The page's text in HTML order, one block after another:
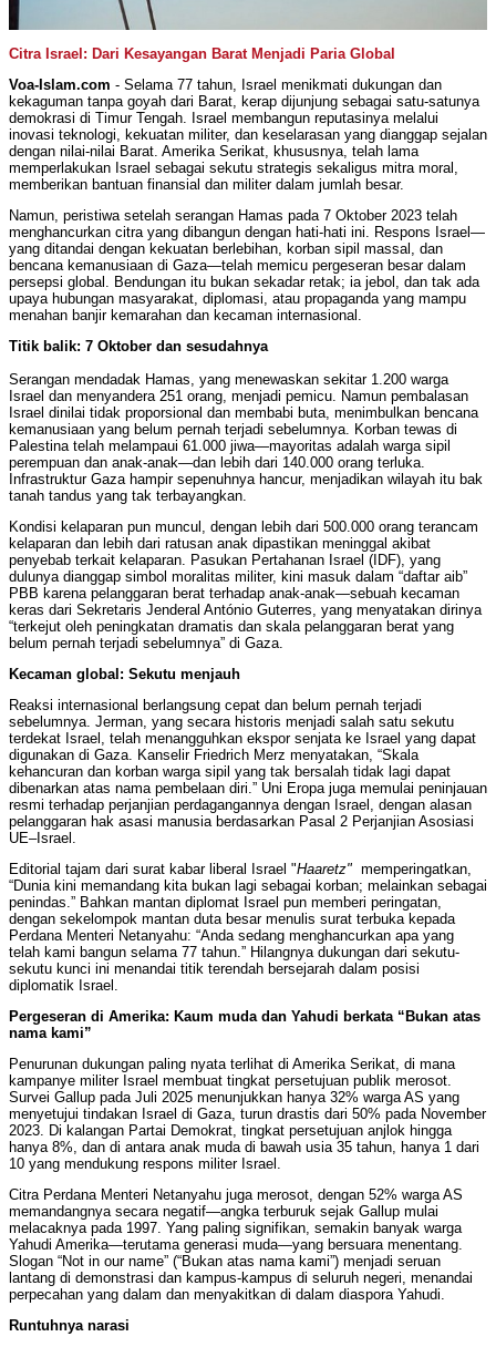
Citra Israel: Dari Kesayangan Barat Menjadi Paria Global
Voa-Islam.com - Selama 77 tahun, Israel menikmati dukungan dan
kekaguman tanpa goyah dari Barat, kerap dijunjung sebagai satu-satunya
demokrasi di Timur Tengah. Israel membangun reputasinya melalui
inovasi teknologi, kekuatan militer, dan keselarasan yang dianggap sejalan
dengan nilai-nilai Barat. Amerika Serikat, khususnya, telah lama
memperlakukan Israel sebagai sekutu strategis sekaligus mitra moral,
memberikan bantuan finansial dan militer dalam jumlah besar.
Namun, peristiwa setelah serangan Hamas pada 7 Oktober 2023 telah
menghancurkan citra yang dibangun dengan hati-hati ini. Respons Israel—
yang ditandai dengan kekuatan berlebihan, korban sipil massal, dan
bencana kemanusiaan di Gaza—telah memicu pergeseran besar dalam
persepsi global. Bendungan itu bukan sekadar retak; ia jebol, dan tak ada
upaya hubungan masyarakat, diplomasi, atau propaganda yang mampu
menahan banjir kemarahan dan kecaman internasional.
Titik balik: 7 Oktober dan sesudahnya
Serangan mendadak Hamas, yang menewaskan sekitar 1.200 warga
Israel dan menyandera 251 orang, menjadi pemicu. Namun pembalasan
Israel dinilai tidak proporsional dan membabi buta, menimbulkan bencana
kemanusiaan yang belum pernah terjadi sebelumnya. Korban tewas di
Palestina telah melampaui 61.000 jiwa—mayoritas adalah warga sipil
perempuan dan anak-anak—dan lebih dari 140.000 orang terluka.
Infrastruktur Gaza hampir sepenuhnya hancur, menjadikan wilayah itu bak
tanah tandus yang tak terbayangkan.
Kondisi kelaparan pun muncul, dengan lebih dari 500.000 orang terancam
kelaparan dan lebih dari ratusan anak dipastikan meninggal akibat
penyebab terkait kelaparan. Pasukan Pertahanan Israel (IDF), yang
dulunya dianggap simbol moralitas militer, kini masuk dalam “daftar aib”
PBB karena pelanggaran berat terhadap anak-anak—sebuah kecaman
keras dari Sekretaris Jenderal António Guterres, yang menyatakan dirinya
“terkejut oleh peningkatan dramatis dan skala pelanggaran berat yang
belum pernah terjadi sebelumnya” di Gaza.
Kecaman global: Sekutu menjauh
Reaksi internasional berlangsung cepat dan belum pernah terjadi
sebelumnya. Jerman, yang secara historis menjadi salah satu sekutu
terdekat Israel, telah menangguhkan ekspor senjata ke Israel yang dapat
digunakan di Gaza. Kanselir Friedrich Merz menyatakan, “Skala
kehancuran dan korban warga sipil yang tak bersalah tidak lagi dapat
dibenarkan atas nama pembelaan diri.” Uni Eropa juga memulai peninjauan
resmi terhadap perjanjian perdagangannya dengan Israel, dengan alasan
pelanggaran hak asasi manusia berdasarkan Pasal 2 Perjanjian Asosiasi
UE–Israel.
Editorial tajam dari surat kabar liberal Israel "Haaretz" memperingatkan,
“Dunia kini memandang kita bukan lagi sebagai korban; melainkan sebagai
penindas.” Bahkan mantan diplomat Israel pun memberi peringatan,
dengan sekelompok mantan duta besar menulis surat terbuka kepada
Perdana Menteri Netanyahu: “Anda sedang menghancurkan apa yang
telah kami bangun selama 77 tahun.” Hilangnya dukungan dari sekutu-
sekutu kunci ini menandai titik terendah bersejarah dalam posisi
diplomatik Israel.
Pergeseran di Amerika: Kaum muda dan Yahudi berkata “Bukan atas
nama kami”
Penurunan dukungan paling nyata terlihat di Amerika Serikat, di mana
kampanye militer Israel membuat tingkat persetujuan publik merosot.
Survei Gallup pada Juli 2025 menunjukkan hanya 32% warga AS yang
menyetujui tindakan Israel di Gaza, turun drastis dari 50% pada November
2023. Di kalangan Partai Demokrat, tingkat persetujuan anjlok hingga
hanya 8%, dan di antara anak muda di bawah usia 35 tahun, hanya 1 dari
10 yang mendukung respons militer Israel.
Citra Perdana Menteri Netanyahu juga merosot, dengan 52% warga AS
memandangnya secara negatif—angka terburuk sejak Gallup mulai
melacaknya pada 1997. Yang paling signifikan, semakin banyak warga
Yahudi Amerika—terutama generasi muda—yang bersuara menentang.
Slogan “Not in our name” (“Bukan atas nama kami”) menjadi seruan
lantang di demonstrasi dan kampus-kampus di seluruh negeri, menandai
perpecahan yang dalam dan menyakitkan di dalam diaspora Yahudi.
Runtuhnya narasi